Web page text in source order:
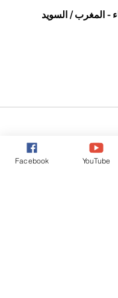
- المغرب / السويد
Facebook YouTube